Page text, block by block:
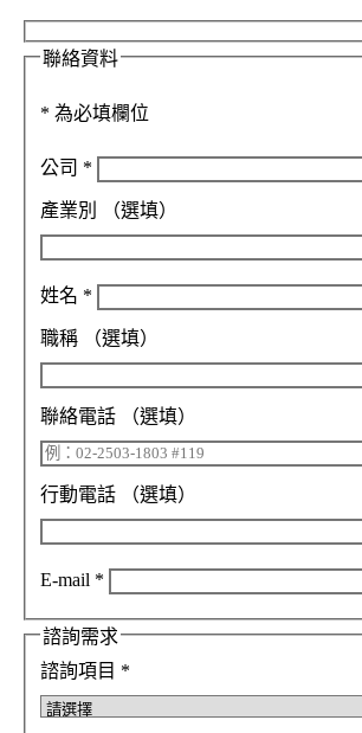
聯絡資料
* 為必填欄位
公司 *
產業別 （選填）
姓名 *
職稱 （選填）
聯絡電話 （選填）
行動電話 （選填）
E-mail *
諮詢需求
諮詢項目 *